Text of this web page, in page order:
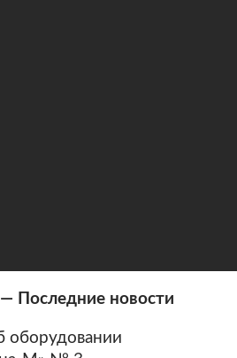
Последние новости
оборудовании